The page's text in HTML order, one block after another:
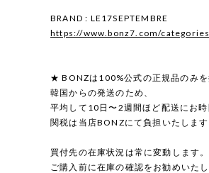
BRAND : LE17SEPTEMBRE
https://www.bonz7.com/
★ BONZは100%公式の正規品のみ
韓国からの発送のため、
平均して10日〜2週間ほど配送にお
関税は当店BONZにて負担いたしま
買付先の在庫状況は常に変動します。
ご購入前に在庫の確認をお勧めいた